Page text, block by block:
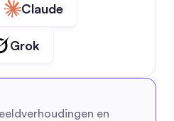
Claude
Grok
en